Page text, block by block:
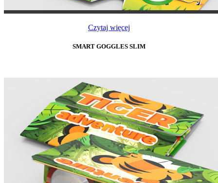
Czytaj więcej
SMART GOGGLES SLIM